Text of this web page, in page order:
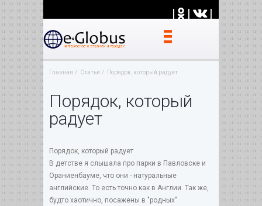
| | |
Главная Статьи Порядок, который радует
Порядок, который
радует
Порядок, который радует
В детстве я слышала про парки в Павловске и
Ораниенбауме, что они - натуральные
английские. То есть точно как в Англии. Так же,
будто хаотично, посажены в "родных"